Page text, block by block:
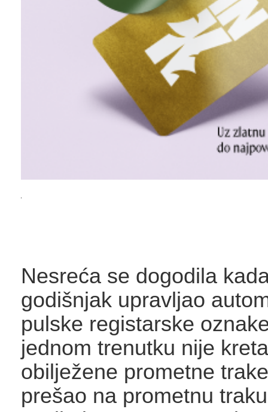
Nesreća se dogodila
godišnjak upravljao
pulske registarske
jednom trenutku nije
obilježene prometne
prešao na prometnu